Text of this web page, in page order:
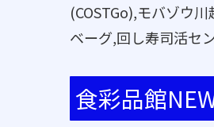
(COSTGo),モバゾウ
ベーグ,回し寿司活セ
食彩品館